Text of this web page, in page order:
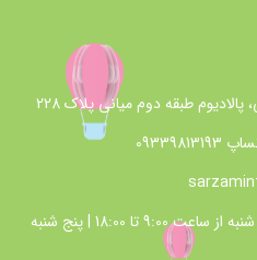
طبقه دوم میانی پلاک 228
ساعت پاسخگويي شنبه تا چهار شنبه از ساعت 9:00 تا 18:00 | پنج شنبه